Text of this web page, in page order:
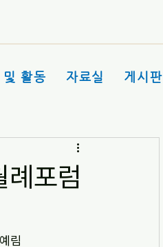
활동 자료실 게시판
포럼
림